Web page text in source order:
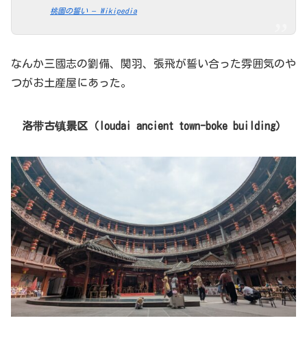
桃園の誓い – Wikipedia
なんか三國志の劉備、関羽、張飛が誓い合った雰囲気のや
つがお土産屋にあった。
洛带古镇景区（loudai ancient town-boke building）